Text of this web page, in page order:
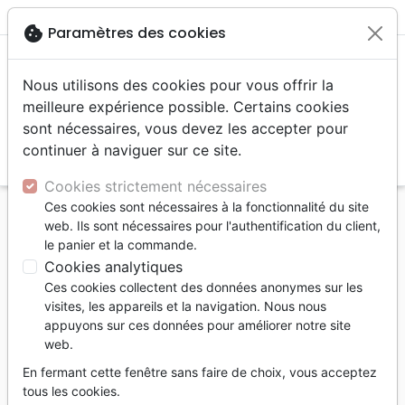
menu
Accueil Bibles
Audio-Bibles
Bible Segond 21 audio - Modèle Envoy 2 - Lecteur
à recharge solaire - livré avec écouteurs et câble de
charge USB
Bible Segond 21 audio - Modèle Envoy
Lecteur à recharge solaire - livré avec
écouteurs et câble de charge USB
cookie Paramètres des cookies
Nous utilisons des cookies pour vous offrir la
meilleure expérience possible. Certains cookies
sont nécessaires, vous devez les accepter pour
continuer à naviguer sur ce site.
Cookies strictement nécessaires
Ces cookies sont nécessaires à la fonctionnalité du site
web. Ils sont nécessaires pour l'authentification du client,
le panier et la commande.
Cookies analytiques
Ces cookies collectent des données anonymes sur les
visites, les appareils et la navigation. Nous nous
appuyons sur ces données pour améliorer notre site
web.
En fermant cette fenêtre sans faire de choix, vous acceptez
tous les cookies.